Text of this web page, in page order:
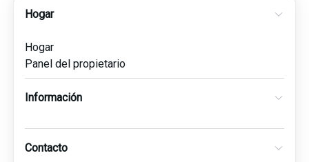
Hogar
Hogar
Panel del propietario
Información
Contacto